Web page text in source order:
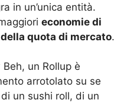
in un’unica entità.
economie di
quota di mercato.
Beh, un Rollup è
arrotolato su se
un sushi roll, di un